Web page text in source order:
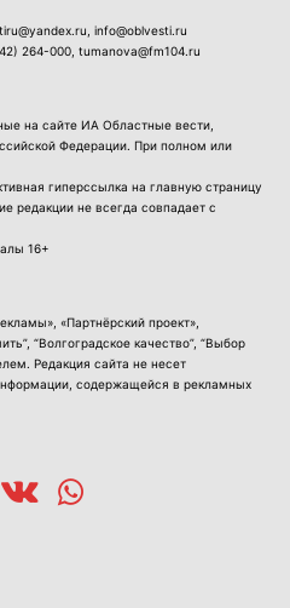
info@oblvesti.ru
264-000 , tumanova@fm104.ru
на сайте ИА Областные вести,
Федерации. При полном или
гиперссылка на главную страницу
редакции не всегда совпадает с
16+
«Партнёрский проект»,
“Волгоградское качество”, “Выбор
Редакция сайта не несет
содержащейся в рекламных